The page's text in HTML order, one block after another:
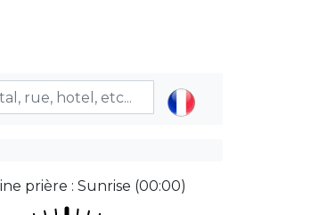
prière : Sunrise (00:00)